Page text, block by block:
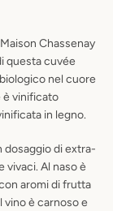
Chassenay
questa cuvée
nel cuore
è vinificato
in legno.
dosaggio di extra-
vivaci. Al naso è
aromi di frutta
vino è carnoso e